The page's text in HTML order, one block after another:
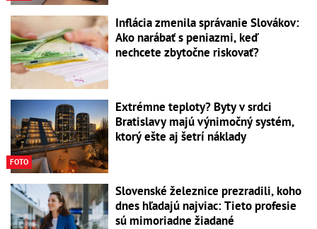
Inflácia zmenila správanie Slovákov:
Ako narábať s peniazmi, keď
nechcete zbytočne riskovať?
FOTO
Extrémne teploty? Byty v srdci
Bratislavy majú výnimočný systém,
ktorý ešte aj šetrí náklady
Slovenské železnice prezradili, koho
dnes hľadajú najviac: Tieto profesie
sú mimoriadne žiadané